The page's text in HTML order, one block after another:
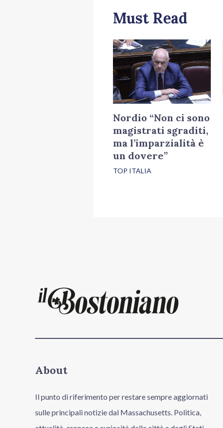
Must Read
Nordio “Non ci sono
magistrati sgraditi,
ma l’imparzialità è
un dovere”
TOP ITALIA
About
Il punto di riferimento per restare sempre aggiornati
sulle principali notizie dal Massachusetts. Politica,